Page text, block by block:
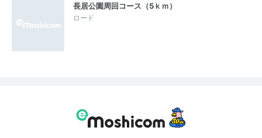
長居公園周回コース（5ｋｍ）
ロード